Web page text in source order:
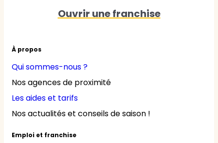
À propos
Qui sommes-nous ?
Nos agences de proximité
Les aides et tarifs
Nos actualités et conseils de saison !
Emploi et franchise
Ouvrir une franchise